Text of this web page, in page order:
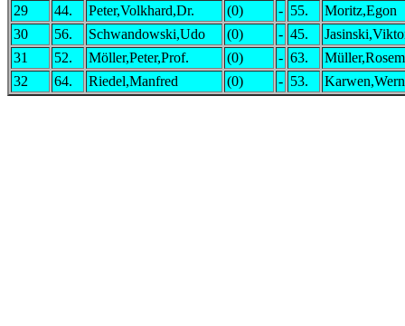
29
44. Peter,Volkhard,Dr. (0) - 55.
Moritz,Egon
30
56. Schwandowski,Udo (0) - 45.
31
52. Möller,Peter,Prof. (0) - 63.
32
64. Riedel,Manfred (0) - 53.